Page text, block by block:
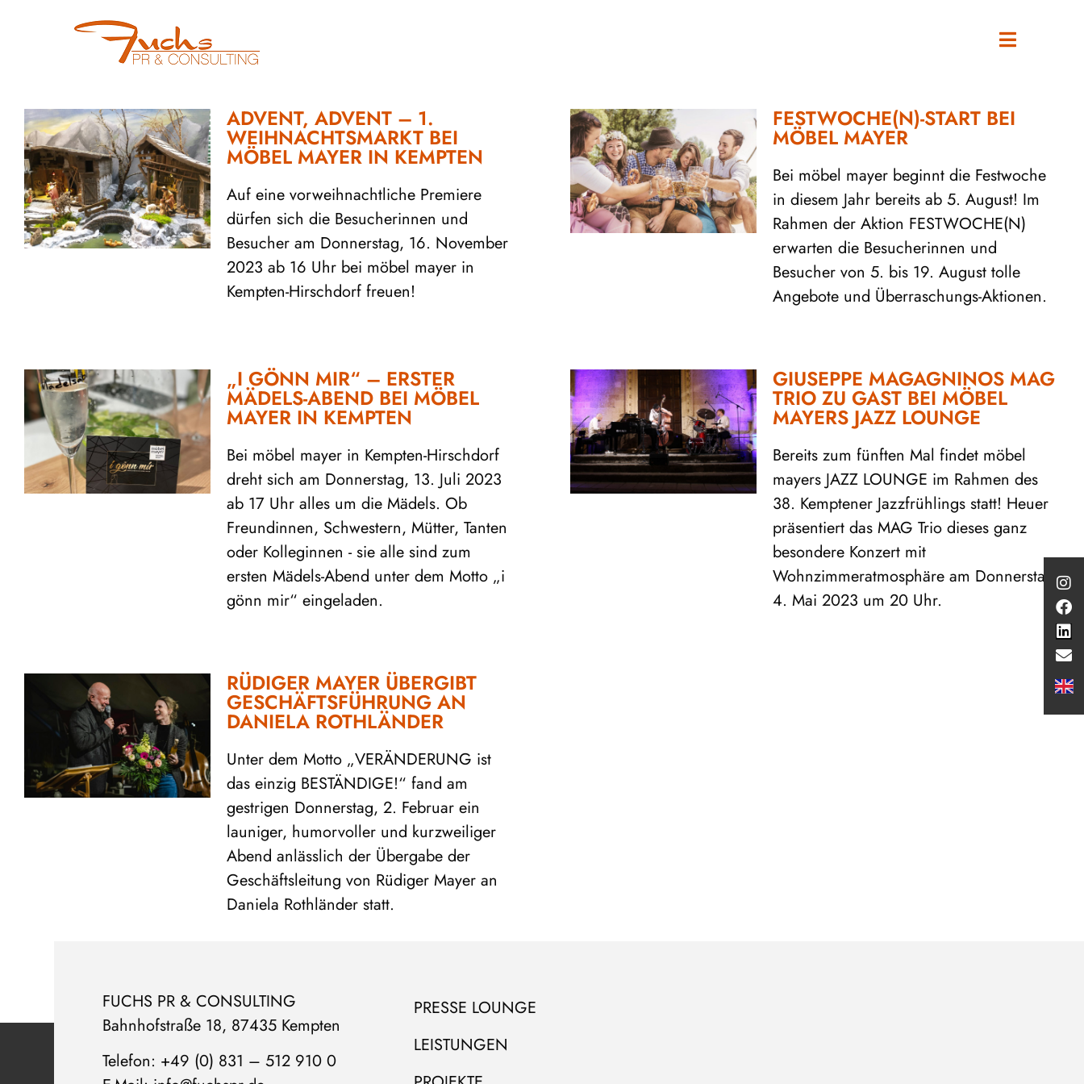
ADVENT, ADVENT – 1.
WEIHNACHTSMARKT BEI
MÖBEL MAYER IN KEMPTEN
Auf eine vorweihnachtliche Premiere
dürfen sich die Besucherinnen und
Besucher am Donnerstag, 16. November
2023 ab 16 Uhr bei möbel mayer in
Kempten-Hirschdorf freuen!
FESTWOCHE(N)-START BEI
MÖBEL MAYER
Bei möbel mayer beginnt die Festwoche
in diesem Jahr bereits ab 5. August! Im
Rahmen der Aktion FESTWOCHE(N)
erwarten die Besucherinnen und
Besucher von 5. bis 19. August tolle
Angebote und Überraschungs-Aktionen.
„I GÖNN MIR“ – ERSTER
MÄDELS-ABEND BEI MÖBEL
MAYER IN KEMPTEN
Bei möbel mayer in Kempten-Hirschdorf
dreht sich am Donnerstag, 13. Juli 2023
ab 17 Uhr alles um die Mädels. Ob
Freundinnen, Schwestern, Mütter, Tanten
oder Kolleginnen - sie alle sind zum
ersten Mädels-Abend unter dem Motto „i
gönn mir“ eingeladen.
GIUSEPPE MAGAGNINOS MAG
TRIO ZU GAST BEI MÖBEL
MAYERS JAZZ LOUNGE
Bereits zum fünften Mal findet möbel
mayers JAZZ LOUNGE im Rahmen des
38. Kemptener Jazzfrühlings statt! Heuer
präsentiert das MAG Trio dieses ganz
besondere Konzert mit
Wohnzimmeratmosphäre am Donnerstag,
4. Mai 2023 um 20 Uhr.
RÜDIGER MAYER ÜBERGIBT
GESCHÄFTSFÜHRUNG AN
DANIELA ROTHLÄNDER
Unter dem Motto „VERÄNDERUNG ist
das einzig BESTÄNDIGE!“ fand am
gestrigen Donnerstag, 2. Februar ein
launiger, humorvoller und kurzweiliger
Abend anlässlich der Übergabe der
Geschäftsleitung von Rüdiger Mayer an
Daniela Rothländer statt.
FUCHS PR & CONSULTING
Bahnhofstraße 18, 87435 Kempten
Telefon: +49 (0) 831 – 512 910 0
PRESSE LOUNGE
LEISTUNGEN